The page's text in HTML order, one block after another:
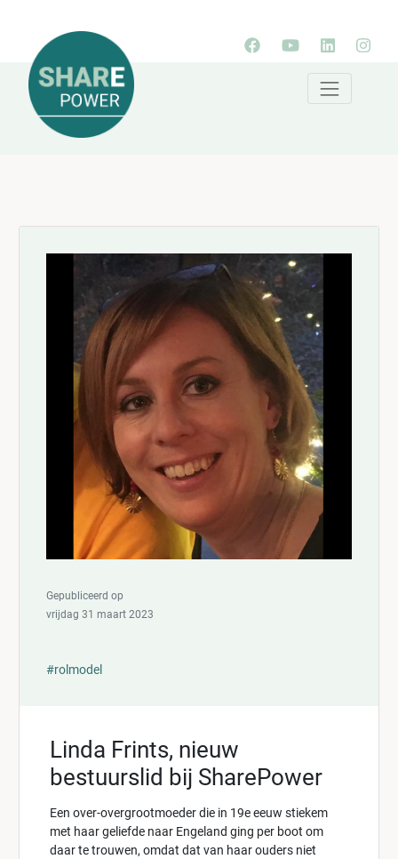
Gepubliceerd op
vrijdag 31 maart 2023
#rolmodel
Linda Frints, nieuw
bestuurslid bij SharePower
Een over-overgrootmoeder die in 19e eeuw stiekem
met haar geliefde naar Engeland ging per boot om
daar te trouwen, omdat dat van haar ouders niet